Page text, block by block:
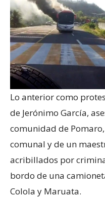
Lo anterior como
de Jerónimo García,
comunidad de
comunal y de un
acribillados por
bordo de una
Colola y Maruata.